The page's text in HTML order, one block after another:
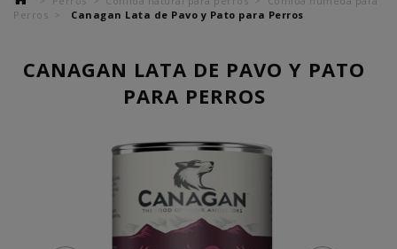
Perros
Canagan Lata de Pavo y Pato para Perros
CANAGAN LATA DE PAVO Y PATO
PARA PERROS